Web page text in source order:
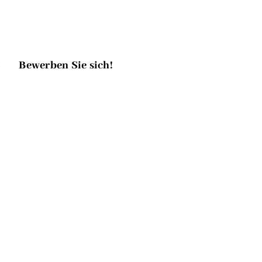
Bewerben Sie sich!